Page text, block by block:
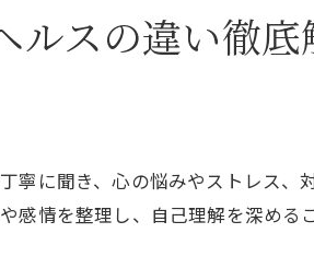
ルスの課題にカウンセリングは有
セリングの効果とメンタルヘルス
セリングが有効な悩みと適切な選
セリング意義と意味ないケースの
とカウンセリングの選び方とは
ルスの違い徹底
に聞き、心の悩みやストレス、
感情を整理し、自己理解を深め